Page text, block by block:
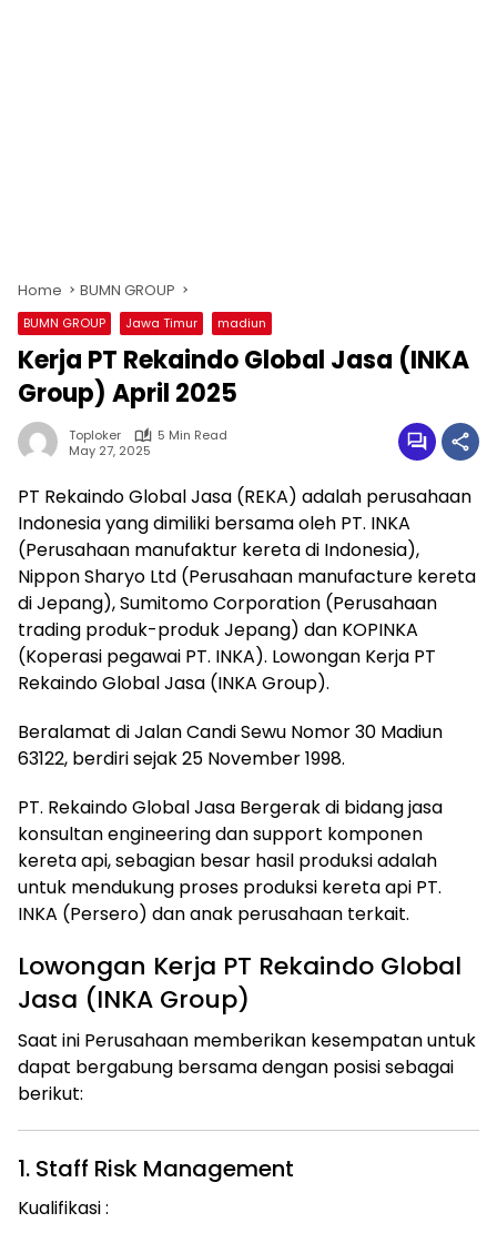
Home BUMN GROUP
BUMN GROUP Jawa Timur madiun
Kerja PT Rekaindo Global Jasa (INKA
Group) April 2025
Toploker
5 Min Read
May 27, 2025
PT Rekaindo Global Jasa (REKA) adalah perusahaan
Indonesia yang dimiliki bersama oleh PT. INKA
(Perusahaan manufaktur kereta di Indonesia),
Nippon Sharyo Ltd (Perusahaan manufacture kereta
di Jepang), Sumitomo Corporation (Perusahaan
trading produk-produk Jepang) dan KOPINKA
(Koperasi pegawai PT. INKA). Lowongan Kerja PT
Rekaindo Global Jasa (INKA Group).
Beralamat di Jalan Candi Sewu Nomor 30 Madiun
63122, berdiri sejak 25 November 1998.
PT. Rekaindo Global Jasa Bergerak di bidang jasa
konsultan engineering dan support komponen
kereta api, sebagian besar hasil produksi adalah
untuk mendukung proses produksi kereta api PT.
INKA (Persero) dan anak perusahaan terkait.
Lowongan Kerja PT Rekaindo Global
Jasa (INKA Group)
Saat ini Perusahaan memberikan kesempatan untuk
dapat bergabung bersama dengan posisi sebagai
berikut:
1. Staff Risk Management
Kualifikasi :